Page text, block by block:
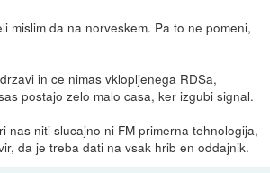
mislim da na norveskem. Pa to ne pomeni,
in ce nimas vklopljenega RDSa,
postajo zelo malo casa, ker izgubi signal.
nas niti slucajno ni FM primerna tehnologija,
da je treba dati na vsak hrib en oddajnik.